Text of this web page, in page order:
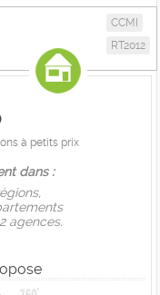
CCMI
RT2012
à petits prix
dans :
agences.